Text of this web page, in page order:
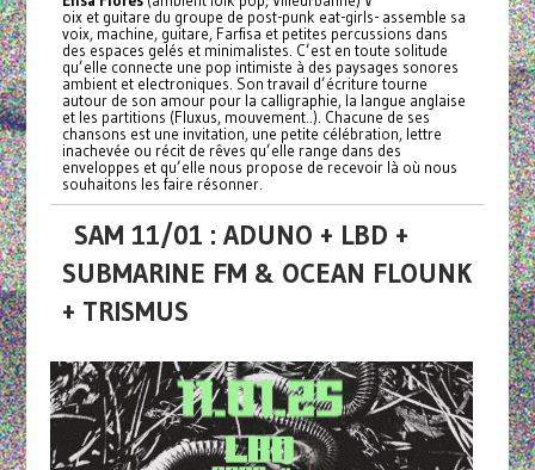
oix et guitare du groupe de post-punk eat-girls- assemble sa
voix, machine, guitare, Farfisa et petites percussions dans
des espaces gelés et minimalistes. C’est en toute solitude
qu’elle connecte une pop intimiste à des paysages sonores
ambient et electroniques. Son travail d’écriture tourne
autour de son amour pour la calligraphie, la langue anglaise
et les partitions (Fluxus, mouvement..). Chacune de ses
chansons est une invitation, une petite célébration, lettre
inachevée ou récit de rêves qu’elle range dans des
enveloppes et qu’elle nous propose de recevoir là où nous
souhaitons les faire résonner.
SAM 11/01 : ADUNO + LBD +
SUBMARINE FM & OCEAN FLOUNK
+ TRISMUS